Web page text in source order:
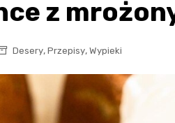
z
Desery, Przepisy, Wypieki